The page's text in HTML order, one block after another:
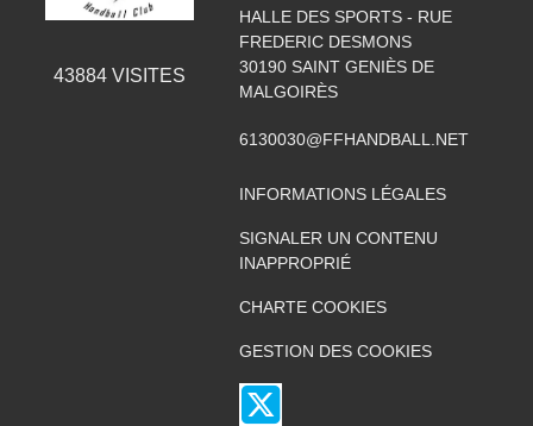
43884VISITES
HALLE DES SPORTS - RUE
FREDERIC DESMONS
30190 SAINT GENIÈS DE
MALGOIRÈS
6130030@FFHANDBALL.NET
INFORMATIONS LÉGALES
SIGNALER UN CONTENU
INAPPROPRIÉ
CHARTE COOKIES
GESTION DES COOKIES